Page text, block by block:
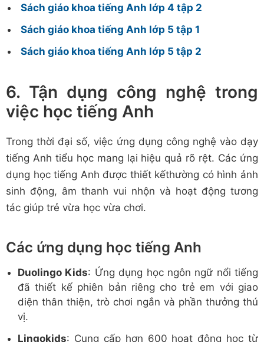
Sách giáo khoa tiếng Anh lớp 4 tập 2
Sách giáo khoa tiếng Anh lớp 5 tập 1
Sách giáo khoa tiếng Anh lớp 5 tập 2
6. Tận dụng công nghệ trong
việc học tiếng Anh
Trong thời đại số, việc ứng dụng công nghệ vào dạy
tiếng Anh tiểu học mang lại hiệu quả rõ rệt. Các ứng
dụng học tiếng Anh được thiết kếthường có hình ảnh
sinh động, âm thanh vui nhộn và hoạt động tương
tác giúp trẻ vừa học vừa chơi.
Các ứng dụng học tiếng Anh
Duolingo Kids: Ứng dụng học ngôn ngữ nổi tiếng
đã thiết kế phiên bản riêng cho trẻ em với giao
diện thân thiện, trò chơi ngắn và phần thưởng thú
vị.
Lingokids: Cung cấp hơn 600 hoạt động học từ